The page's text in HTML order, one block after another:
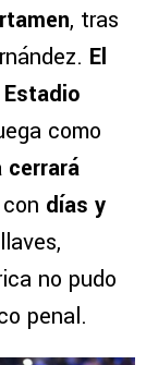
, tras
El
como
cerrará
con días y
no pudo
penal.